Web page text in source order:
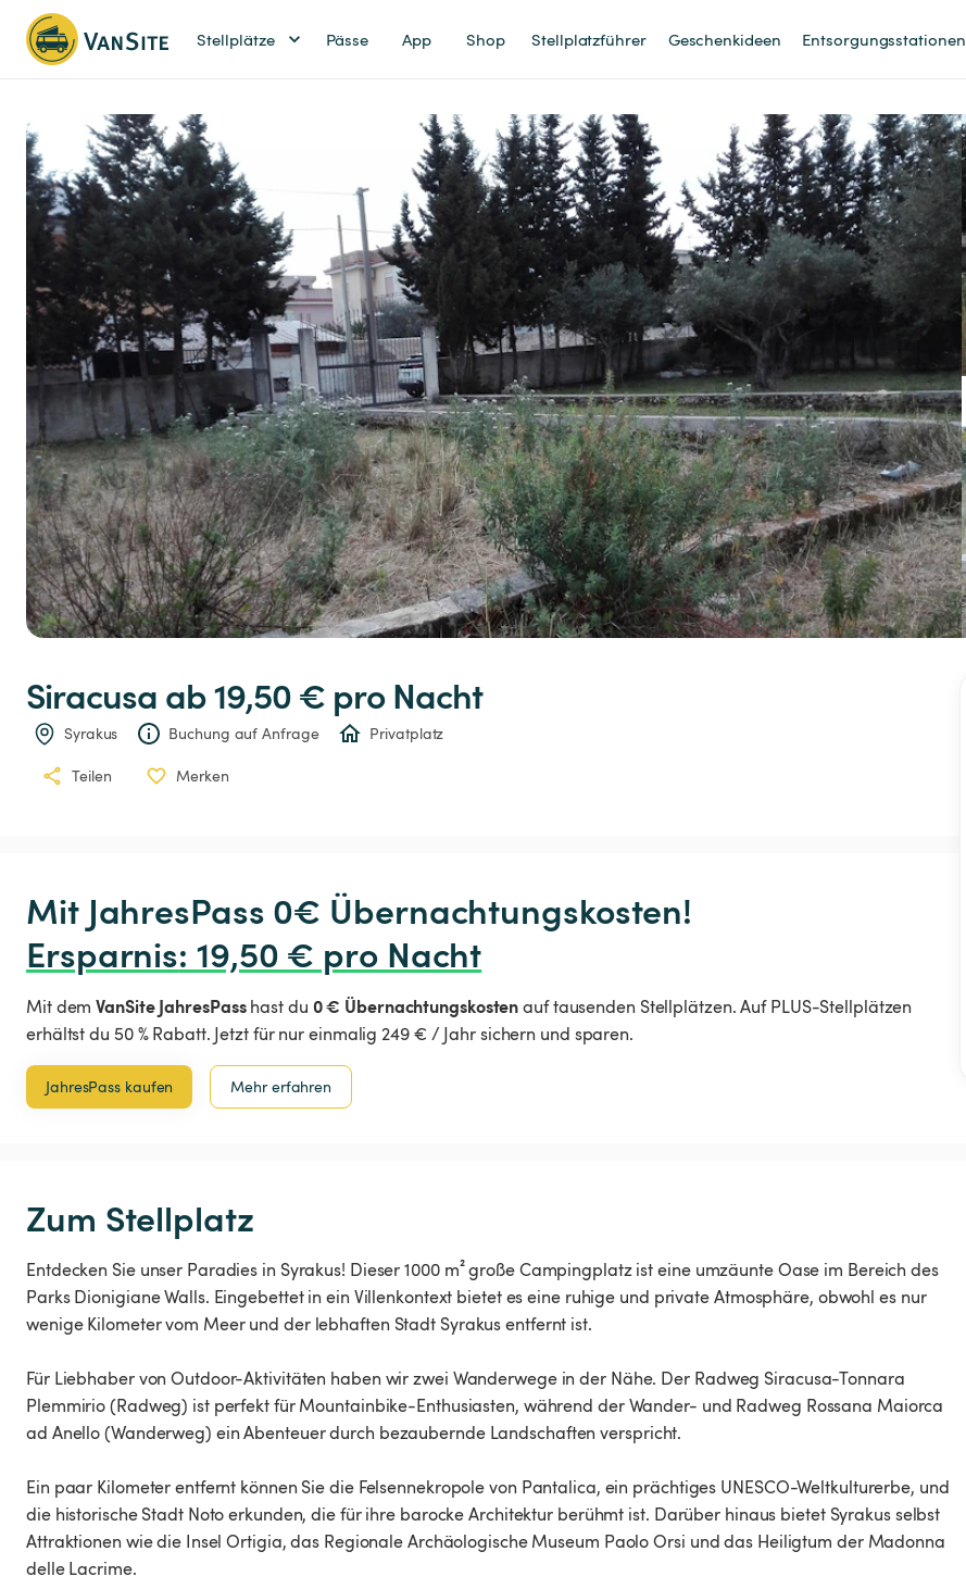
Stellplätze Pässe App Shop Stellplatzführer Geschenkideen Entsorgungsstationen
Siracusa ab 19,50 € pro Nacht
Syrakus Buchung auf Anfrage Privatplatz
Teilen Merken
Ersparnis: 19,50 € pro Nacht
Mit demVanSite JahresPasshast du 0 € Übernachtungskostenauf tausenden Stellplätzen. Auf PLUS-Stellplätzen
erhältst du 50 % Rabatt. Jetzt für nur einmalig 249 € / Jahr sichern und sparen.
JahresPass kaufen Mehr erfahren
Zum Stellplatz
Entdecken Sie unser Paradies in Syrakus! Dieser 1000 m² große Campingplatz ist eine umzäunte Oase im Bereich des
Parks Dionigiane Walls. Eingebettet in ein Villenkontext bietet es eine ruhige und private Atmosphäre, obwohl es nur
wenige Kilometer vom Meer und der lebhaften Stadt Syrakus entfernt ist.
Für Liebhaber von Outdoor-Aktivitäten haben wir zwei Wanderwege in der Nähe. Der Radweg Siracusa-Tonnara
Plemmirio (Radweg) ist perfekt für Mountainbike-Enthusiasten, während der Wander- und Radweg Rossana Maiorca
ad Anello (Wanderweg) ein Abenteuer durch bezaubernde Landschaften verspricht.
Ein paar Kilometer entfernt können Sie die Felsennekropole von Pantalica, ein prächtiges UNESCO-Weltkulturerbe, und
die historische Stadt Noto erkunden, die für ihre barocke Architektur berühmt ist. Darüber hinaus bietet Syrakus selbst
Attraktionen wie die Insel Ortigia, das Regionale Archäologische Museum Paolo Orsi und das Heiligtum der Madonna
delle Lacrime.